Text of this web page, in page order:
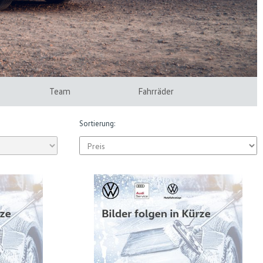
Team Fahrräder
Sortierung: